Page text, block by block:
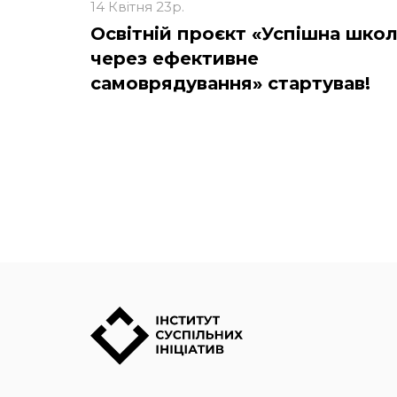
14 Квітня 23р.
Освітній проєкт «Успішна
через ефективне
самоврядування» стартував!